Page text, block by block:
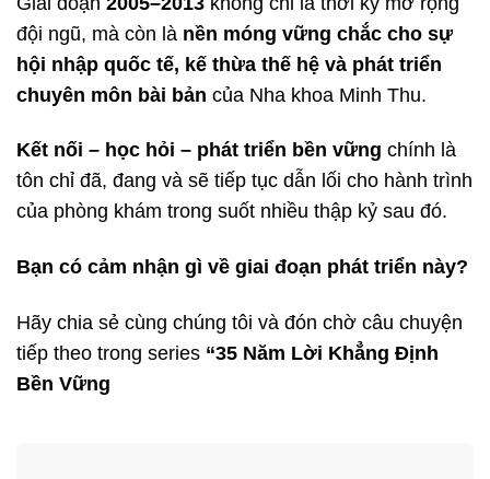
đội ngũ, mà còn là nền móng vững chắc cho sự
hội nhập quốc tế, kế thừa thế hệ và phát triển
chuyên môn bài bản của Nha khoa Minh Thu.
Kết nối – học hỏi – phát triển bền vững chính là
tôn chỉ đã, đang và sẽ tiếp tục dẫn lối cho hành trình
của phòng khám trong suốt nhiều thập kỷ sau đó.
Bạn có cảm nhận gì về giai đoạn phát triển này?
Hãy chia sẻ cùng chúng tôi và đón chờ câu chuyện
tiếp theo trong series “35 Năm Lời Khẳng Định
Bền Vững